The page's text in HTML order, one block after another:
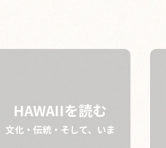
HAWAIIを読む
文化・伝統・そして、いま